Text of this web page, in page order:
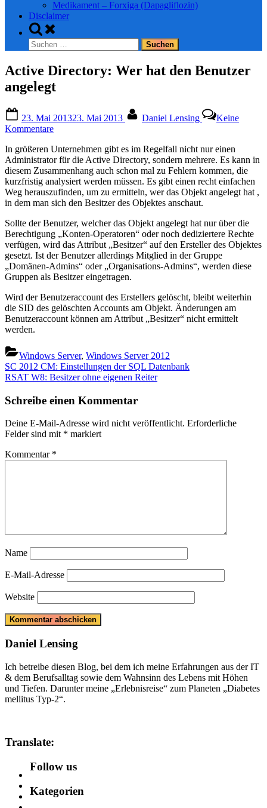
Medikament – Forxiga (Dapagliflozin)
Disclaimer
Toggle
search
form
Suchen
nach:
Active Directory: Wer hat den Benutzer
angelegt
on
23. Mai 201323. Mai 2013 Daniel Lensing
Keine
Kommentarezu
Directory:
Wer
hat
den
Benutzer
angelegt
In größeren Unternehmen gibt es im Regelfall nicht nur einen
Administrator für die Active Directory, sondern mehrere. Es kann in
diesem Zusammenhang auch schon mal zu Fehlern kommen, die
kurzfristig analysiert werden müssen. Es gibt einen recht einfachen
Weg herauszufinden, um zu ermitteln, wer das Objekt angelegt hat ,
in dem man sich den Besitzer des Objektes anschaut.
Sollte der Benutzer, welcher das Objekt angelegt hat nur über die
Berechtigung „Konten-Operatoren“ oder noch dediziertere Rechte
verfügen, wird das Attribut „Besitzer“ auf den Ersteller des Objektes
gesetzt. Ist der Benutzer allerdings Mitglied in der Gruppe
„Domänen-Admins“ oder „Organisations-Admins“, werden diese
Gruppen als Besitzer eingetragen.
Wird der Benutzeraccount des Erstellers gelöscht, bleibt weiterhin
die SID des gelöschten Accounts am Objekt. Änderungen am
Benutzeraccount können am Attribut „Besitzer“ nicht ermittelt
werden.
Windows Server, Windows Server 2012
Beitragsnavigation
Previous
Post:
SC 2012 CM: Einstellungen der SQL Datenbank
Next
RSAT W8: Besitzer ohne eigenen Reiter
Schreibe einen Kommentar
Deine E-Mail-Adresse wird nicht veröffentlicht. Erforderliche
Felder sind mit * markiert
Kommentar *
Name
E-Mail-Adresse
Website
Daniel Lensing
Ich betreibe diesen Blog, bei dem ich meine Erfahrungen aus der IT
& dem Berufsalltag sowie dem Wahnsinn des Lebens mit Höhen
und Tiefen. Darunter meine „Erlebnisreise“ zum Planeten „Diabetes
mellitus Typ-2“.
Translate:
Follow us
Kategorien